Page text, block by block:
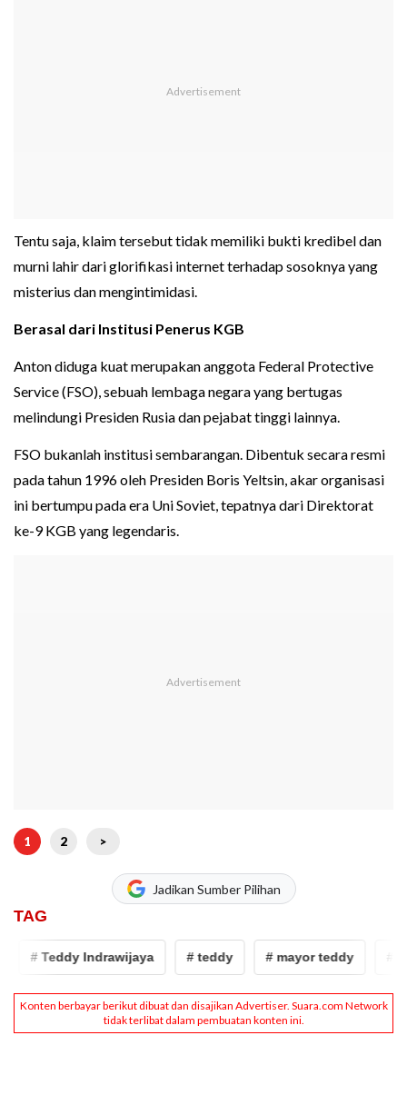
Tentu saja, klaim tersebut tidak memiliki bukti kredibel dan
murni lahir dari glorifikasi internet terhadap sosoknya yang
misterius dan mengintimidasi.
Berasal dari Institusi Penerus KGB
Anton diduga kuat merupakan anggota Federal Protective
Service (FSO), sebuah lembaga negara yang bertugas
melindungi Presiden Rusia dan pejabat tinggi lainnya.
FSO bukanlah institusi sembarangan. Dibentuk secara resmi
pada tahun 1996 oleh Presiden Boris Yeltsin, akar organisasi
ini bertumpu pada era Uni Soviet, tepatnya dari Direktorat
ke-9 KGB yang legendaris.
1 2 >
Jadikan Sumber Pilihan
TAG
# Teddy Indrawijaya # teddy # mayor teddy #